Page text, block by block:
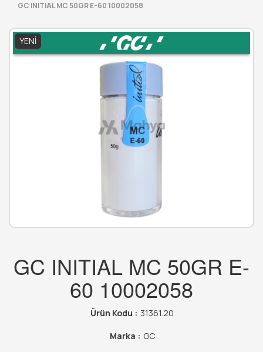
GC INITIAL MC 50GR E-60 10002058
YENI
GC INITIAL MC 50GR E-
60 10002058
Ürün Kodu : 31361.20
Marka : GC